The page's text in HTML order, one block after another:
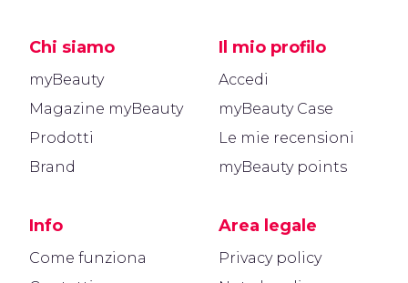
Chi siamo
myBeauty
Magazine myBeauty
Prodotti
Brand
Info
Come funziona
Il mio profilo
Accedi
myBeauty Case
Le mie recensioni
myBeauty points
Area legale
Privacy policy